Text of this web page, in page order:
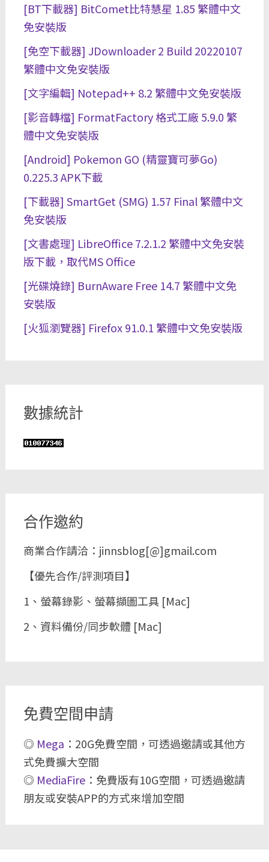
[BT下載器] BitComet比特慧星 1.85 繁體中文
免安裝版
[免空下載器] JDownloader 2 Build 20220107
繁體中文免安裝版
[文字編輯] Notepad++ 8.2 繁體中文免安裝版
[影音轉檔] FormatFactory 格式工廠 5.9.0 繁
體中文免安裝版
[Android] Pokemon GO (精靈寶可夢Go)
0.225.3 APK下載
[下載器] SmartGet (SMG) 1.57 Final 繁體中文
免安裝版
[文書處理] LibreOffice 7.2.1.2 繁體中文免安裝
版下載，取代MS Office
[光碟燒錄] BurnAware Free 14.7 繁體中文免
安裝版
[火狐瀏覽器] Firefox 91.0.1 繁體中文免安裝版
數據統計
合作邀約
商業合作請洽：jinnsblog[@]gmail.com
【優先合作/評測項目】
1、螢幕錄影、螢幕擷圖工具 [Mac]
2、資料備份/同步軟體 [Mac]
免費空間申請
◎ Mega ：20G免費空間，可透過邀請或其他方
式免費擴大空間
◎ MediaFire：免費版有10G空間，可透過邀請
朋友或安裝APP的方式來增加空間